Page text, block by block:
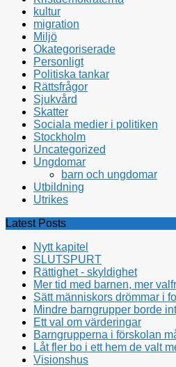
kultur
migration
Miljö
Okategoriserade
Personligt
Politiska tankar
Rättsfrågor
Sjukvård
Skatter
Sociala medier i politiken
Stockholm
Uncategorized
Ungdomar
barn och ungdomar
Utbildning
Utrikes
Latest Posts
Nytt kapitel
SLUTSPURT
Rättighet - skyldighet
Mer tid med barnen, mer
Sätt människors drömmar i
Mindre barngrupper borde
Ett val om värderingar
Barngrupperna i förskolan
Låt fler bo i ett hem de valt
Visionshus